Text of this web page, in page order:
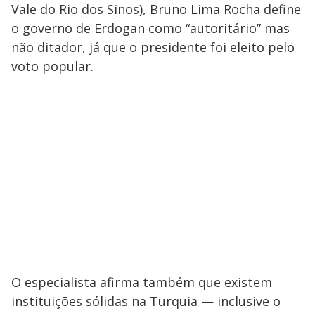
Vale do Rio dos Sinos), Bruno Lima Rocha define
o governo de Erdogan como “autoritário” mas
não ditador, já que o presidente foi eleito pelo
voto popular.
O especialista afirma também que existem
instituições sólidas na Turquia — inclusive o